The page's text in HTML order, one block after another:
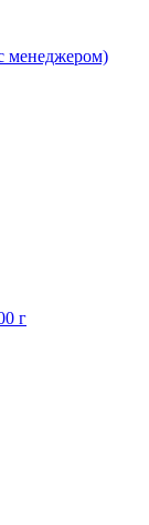
менеджером)
г